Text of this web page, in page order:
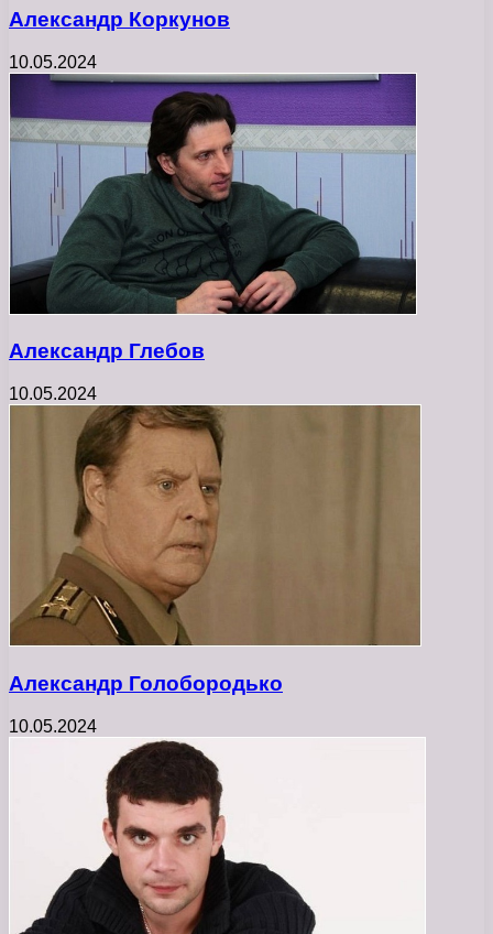
Александр Коркунов
10.05.2024
Александр Глебов
10.05.2024
Александр Голобородько
10.05.2024